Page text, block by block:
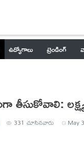
ఉద్యోగాలు ట్రెండింగ్
331 చూసినవారు May